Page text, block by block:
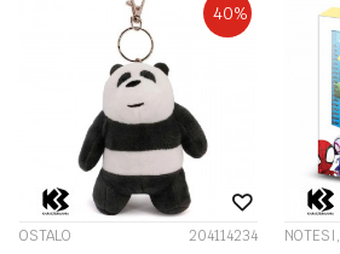
40%
OSTALO 204114234